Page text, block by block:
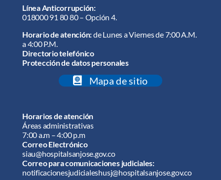
Línea Anticorrupción:
018000 91 80 80 – Opción 4.
Horario de atención:de Lunes a Viernes de 7:00 A.M.
a 4:00 P.M.
Directorio telefónico
Protección de datos personales
Mapa de sitio
Horarios de atención
Áreas administrativas
7:00 a.m – 4:00 p.m
Correo Electrónico
siau@hospitalsanjose.gov.co
Correo para comunicaciones judiciales:
notificacionesjudicialeshusj@hospitalsanjose.gov.co